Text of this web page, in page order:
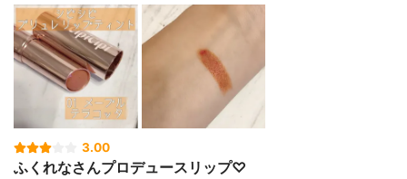
3.00
ふくれなさんプロデュースリップ♡